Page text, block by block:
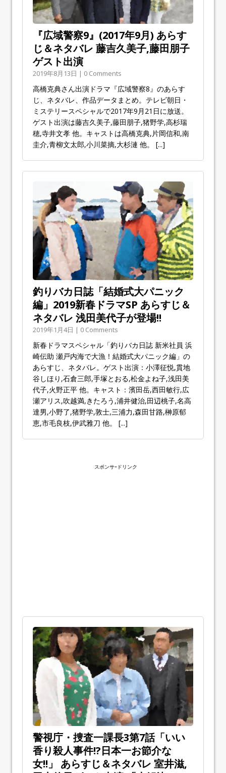
『広域警察9』(2017年9月) あらす
じ＆ネタバレ 藤吉久美子,藤田朋子
ゲスト出演
2019年8月13日 | 0 Comments
高橋克典さん出演ドラマ『広域警察8』のあらす
じ、ネタバレ、作品データまとめ。テレビ朝日・
ミステリースペシャルで2017年9月21日に放送。
ゲスト出演は藤吉久美子,藤田朋子,猪野学,高杉瑞
穂,寺井文孝 他。キャストは高橋克典,片岡信和,南
圭介,青柳文太郎,小川菜摘,大杉漣 他。 [...]
釣りバカ日誌「結婚式大パニック
編」2019新春ドラマSP あらすじ＆
ネタバレ 浅田美代子が登場!!
2019年1月4日 | 0 Comments
新春ドラマスペシャル「釣りバカ日誌 新米社員 浜
崎伝助 瀬戸内海で大漁！結婚式大パニック編」の
あらすじ、ネタバレ。ゲスト出演：小澤征悦,貫地
谷しほり,石倉三郎,手塚とおる,松金よね子,浅田美
代子,火野正平 他。キャスト：濱田岳,西田敏行,広
瀬アリス,吹越満,きたろう,浦井健治,田辺桃子,名高
達男,小野了,猪野学,敦士,三浦力,森田甘路,榊原郁
恵,市毛良枝,伊武雅刀 他。 [...]
スポンサｰドリンク
警視庁・捜査一課長3第7話「いい
香り殺人事件!?日本一お節介な
女!!」 あらすじ＆ネタバレ 室井滋,